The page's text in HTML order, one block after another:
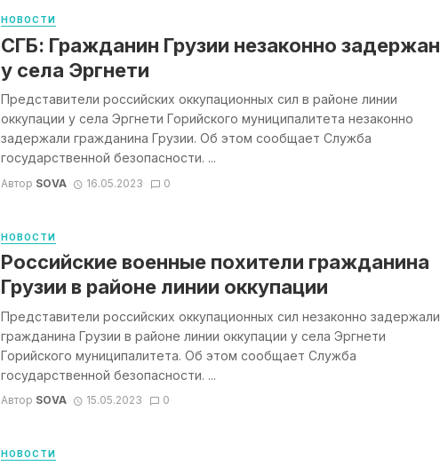
НОВОСТИ
СГБ: Гражданин Грузии незаконно задержан
у села Эргнети
Представители российских оккупационных сил в районе линии
оккупации у села Эргнети Горийского муниципалитета незаконно
задержали гражданина Грузии. Об этом сообщает Служба
государственной безопасности. ...
Автор SOVA 16.05.2023 0
НОВОСТИ
Российские военные похители гражданина
Грузии в районе линии оккупации
Представители российских оккупационных сил незаконно задержали
гражданина Грузии в районе линии оккупации у села Эргнети
Горийского муниципалитета. Об этом сообщает Служба
государственной безопасности. ...
Автор SOVA 15.05.2023 0
НОВОСТИ